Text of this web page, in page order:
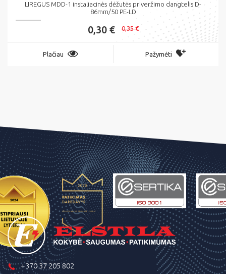
LIREGUS MDD-1 instaliacinės dėžutės priveržimo dangtelis D-
86mm/50 PE-LD
0,30 € 0,35 €
Plačiau Pažymėti
+370 37 205 802